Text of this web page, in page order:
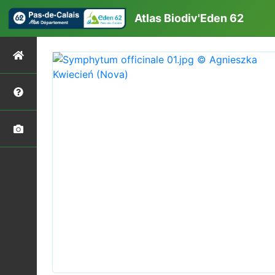
Atlas Biodiv'Eden 62